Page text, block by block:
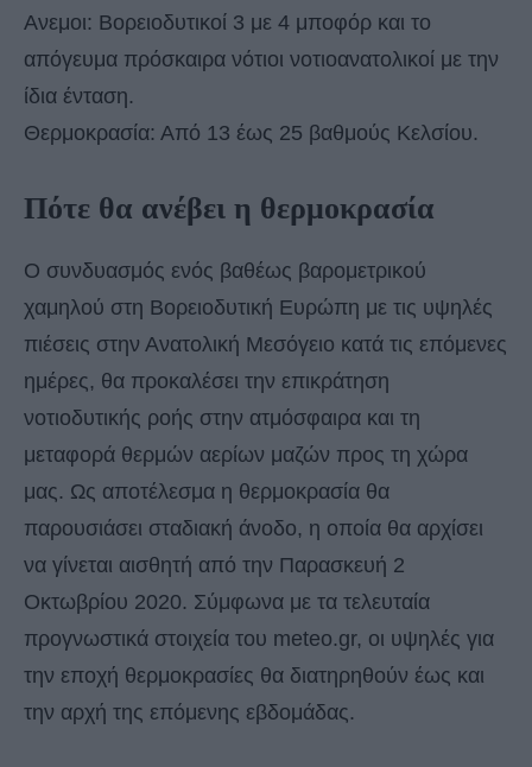
Ανεμοι: Βορειοδυτικοί 3 με 4 μποφόρ και το
απόγευμα πρόσκαιρα νότιοι νοτιοανατολικοί με την
ίδια ένταση.
Θερμοκρασία: Από 13 έως 25 βαθμούς Κελσίου.
Πότε θα ανέβει η θερμοκρασία
Ο συνδυασμός ενός βαθέως βαρομετρικού
χαμηλού στη Βορειοδυτική Ευρώπη με τις υψηλές
πιέσεις στην Ανατολική Μεσόγειο κατά τις επόμενες
ημέρες, θα προκαλέσει την επικράτηση
νοτιοδυτικής ροής στην ατμόσφαιρα και τη
μεταφορά θερμών αερίων μαζών προς τη χώρα
μας. Ως αποτέλεσμα η θερμοκρασία θα
παρουσιάσει σταδιακή άνοδο, η οποία θα αρχίσει
να γίνεται αισθητή από την Παρασκευή 2
Οκτωβρίου 2020. Σύμφωνα με τα τελευταία
προγνωστικά στοιχεία του meteo.gr, οι υψηλές για
την εποχή θερμοκρασίες θα διατηρηθούν έως και
την αρχή της επόμενης εβδομάδας.